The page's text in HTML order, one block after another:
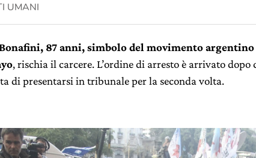
UMANI
87 anni, simbolo del movimento
, rischia il carcere. L’ordine di arresto è arrivato dopo
di presentarsi in tribunale per la seconda volta.